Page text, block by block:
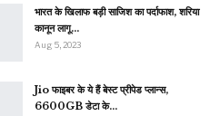
भारत के खिलाफ बड़ी साजिश का पर्दाफाश, शरिया
कानून लागू…
Aug 5, 2023
Jio फाइबर के ये हैं बेस्ट प्रीपेड प्लान्स,
6600GB डेटा के…